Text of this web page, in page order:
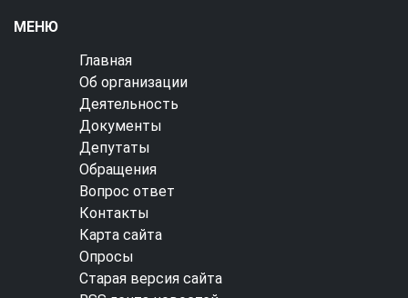
МЕНЮ
Главная
Об организации
Деятельность
Документы
Депутаты
Обращения
Вопрос ответ
Контакты
Карта сайта
Опросы
Старая версия сайта